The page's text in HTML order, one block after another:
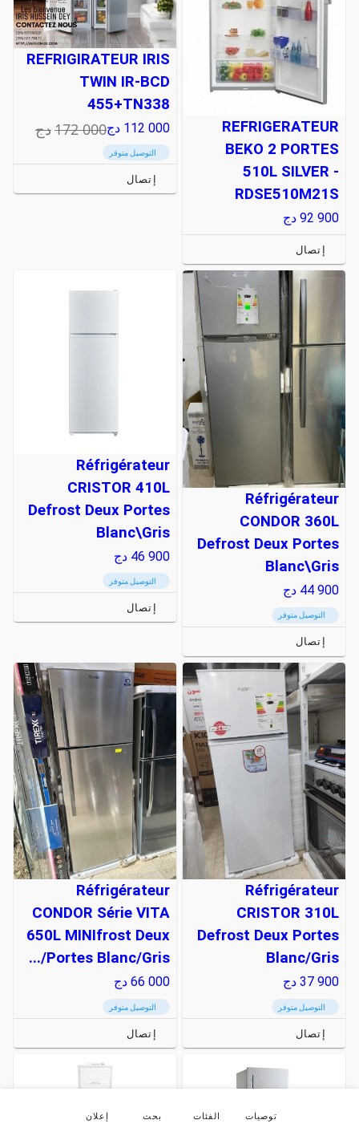
REFRIGERATEUR
BEKO 2 PORTES
510L SILVER -
RDSE510M21S
92 900 دج
إتصال
REFRIGIRATEUR IRIS
TWIN IR-BCD
455+TN338
112 000 دج172 000دج
التوصيل متوفر
إتصال
Réfrigérateur
CONDOR 360L
Defrost Deux Portes
Blanc\Gris
44 900 دج
التوصيل متوفر
إتصال
Réfrigérateur
CRISTOR 410L
Defrost Deux Portes
Blanc\Gris
46 900 دج
التوصيل متوفر
إتصال
Réfrigérateur
CRISTOR 310L
Defrost Deux Portes
Blanc/Gris
37 900 دج
التوصيل متوفر
إتصال
Réfrigérateur
CONDOR Série VITA
650L MINIfrost Deux
Portes Blanc/Gris/...
66 000 دج
التوصيل متوفر
إتصال
توصيات الفئات بحث إعلان